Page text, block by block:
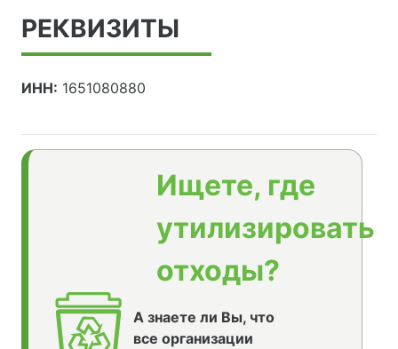
РЕКВИЗИТЫ
ИНН: 1651080880
Ищете, где
утилизировать
отходы?
А знаете ли Вы, что
все организации